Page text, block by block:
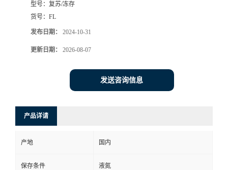
型号： 复苏/冻存
货号： FL
发布日期： 2024-10-31
更新日期： 2026-08-07
发送咨询信息
产品详请
产地 国内
保存条件 液氮